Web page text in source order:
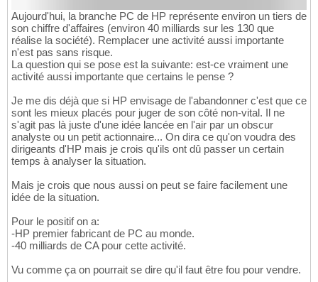
Aujourd'hui, la branche PC de HP représente environ un tiers de
son chiffre d'affaires (environ 40 milliards sur les 130 que
réalise la société). Remplacer une activité aussi importante
n'est pas sans risque.
La question qui se pose est la suivante: est-ce vraiment une
activité aussi importante que certains le pense ?
Je me dis déjà que si HP envisage de l'abandonner c'est que ce
sont les mieux placés pour juger de son côté non-vital. Il ne
s'agit pas là juste d'une idée lancée en l'air par un obscur
analyste ou un petit actionnaire... On dira ce qu'on voudra des
dirigeants d'HP mais je crois qu'ils ont dû passer un certain
temps à analyser la situation.
Mais je crois que nous aussi on peut se faire facilement une
idée de la situation.
Pour le positif on a:
-HP premier fabricant de PC au monde.
-40 milliards de CA pour cette activité.
Vu comme ça on pourrait se dire qu'il faut être fou pour vendre.